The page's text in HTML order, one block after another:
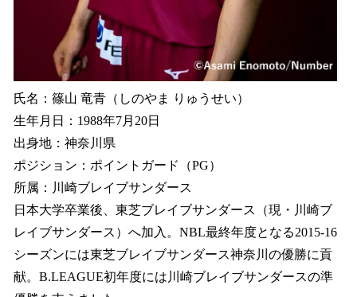
氏名：篠山 竜青（しのやま りゅうせい）
生年月日：1988年7月20日
出身地：神奈川県
ポジション：ポイントガード（PG）
所属：川崎ブレイブサンダース
日本大学卒業後、東芝ブレイブサンダース（現・川崎ブ
レイブサンダース）へ加入。NBL最終年度となる2015-16
シーズンには東芝ブレイブサンダース神奈川の優勝に貢
献。B.LEAGUE初年度には川崎ブレイブサンダースの準